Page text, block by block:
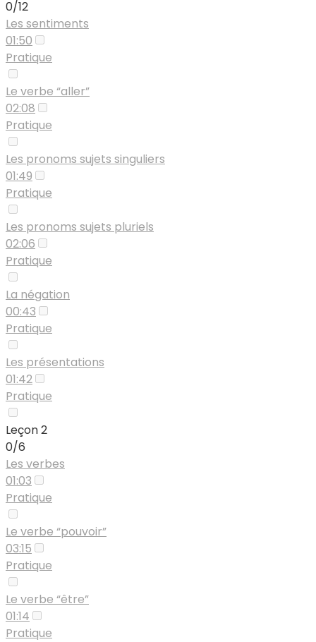
0/12
Les sentiments
01:50
Pratique
Le verbe “aller”
02:08
Pratique
Les pronoms sujets singuliers
01:49
Pratique
Les pronoms sujets pluriels
02:06
Pratique
La négation
00:43
Pratique
Les présentations
01:42
Pratique
Leçon 2
0/6
Les verbes
01:03
Pratique
Le verbe “pouvoir”
03:15
Pratique
Le verbe “être”
01:14
Pratique